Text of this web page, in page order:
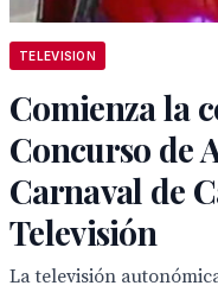
TELEVISION
Comienza la
Concurso de
Carnaval de
Televisión
La televisión